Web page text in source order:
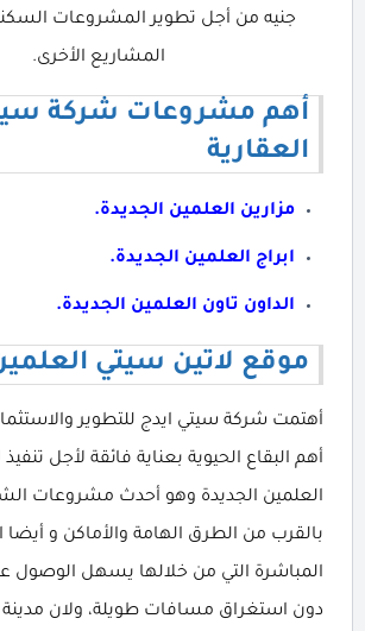
جنيه من أجل تطوير المشروعات
المشاريع الأخرى.
أهم مشروعات شركة
العقارية
مزارين العلمين الجديدة.
ابراج العلمين الجديدة.
الداون تاون العلمين الجديدة.
موقع لاتين سيتي
أهتمت شركة سيتي ايدج للتطوير والاستثمار
أهم البقاع الحيوية بعناية فائقة لأجل
العلمين الجديدة وهو أحدث مشروعات
بالقرب من الطرق الهامة والأماكن و أيضا
المباشرة التي من خلالها يسهل الوصول
دون استغراق مسافات طويلة، ولان